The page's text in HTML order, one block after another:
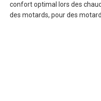
confort optimal lors des
des motards, pour des